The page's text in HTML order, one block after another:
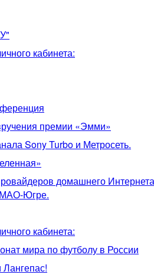
кабинета:
премии «Эмми»
Sony Turbo и Метросеть.
домашнего Интернета
Югре.
кабинета:
мира по футболу в России